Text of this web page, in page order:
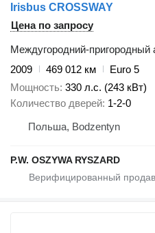
Irisbus CROSSWAY
Цена по запросу
Междугородний-пригородный
2009
469 012 км
Euro 5
Мощность 330 л.с. (243 кВт)
Количество дверей 1-2-0
Польша, Bodzentyn
P.W. OSZYWA RYSZARD